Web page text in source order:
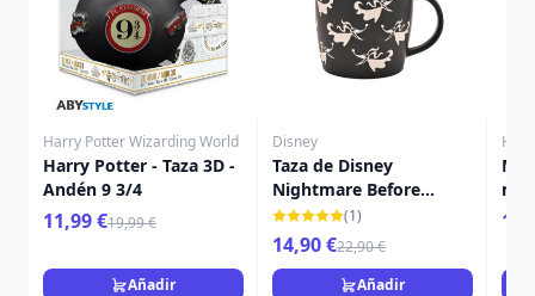
Harry Potter Wizarding World
Harry Potter - Taza 3D -
Andén 9 3/4
11,99 €19,99 €
Añadir
Disney
Taza de Disney
Nightmare Before
Christmas Zero
(1)
14,90 €22,90 €
Añadir